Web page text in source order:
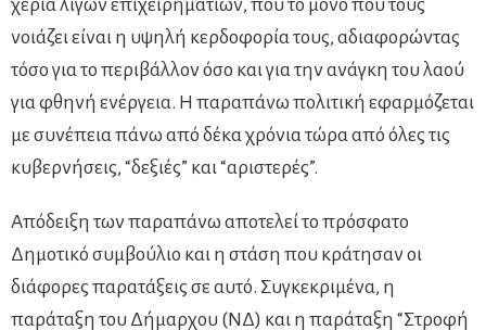
χέρια λίγων επιχειρηματιών, που το μόνο που τους
νοιάζει είναι η υψηλή κερδοφορία τους, αδιαφορώντας
τόσο για το περιβάλλον όσο και για την ανάγκη του λαού
για φθηνή ενέργεια. Η παραπάνω πολιτική εφαρμόζεται
με συνέπεια πάνω από δέκα χρόνια τώρα από όλες τις
κυβερνήσεις, “δεξιές” και “αριστερές”.
Απόδειξη των παραπάνω αποτελεί το πρόσφατο
Δημοτικό συμβούλιο και η στάση που κράτησαν οι
διάφορες παρατάξεις σε αυτό. Συγκεκριμένα, η
παράταξη του Δήμαρχου (ΝΔ) και η παράταξη “Στροφή